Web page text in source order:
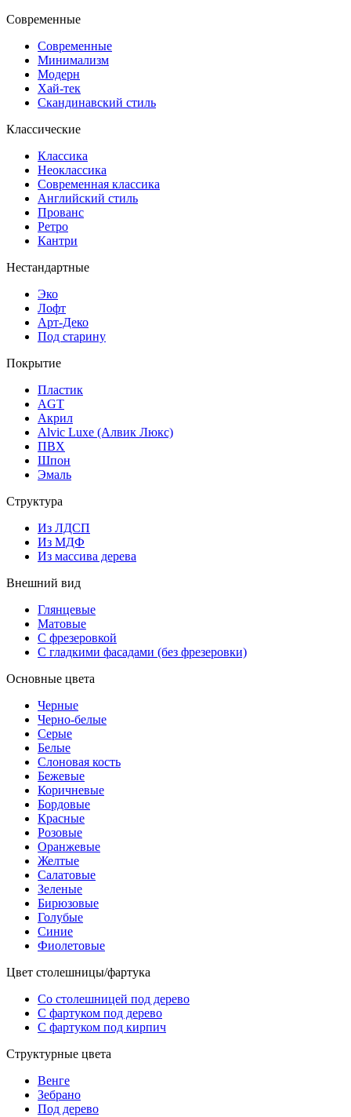
Современные
Современные
Минимализм
Модерн
Хай-тек
Скандинавский стиль
Классические
Классика
Неоклассика
Современная классика
Английский стиль
Прованс
Ретро
Кантри
Нестандартные
Эко
Лофт
Арт-Деко
Под старину
Покрытие
Пластик
AGT
Акрил
Alvic Luxe (Алвик Люкс)
ПВХ
Шпон
Эмаль
Структура
Из ЛДСП
Из МДФ
Из массива дерева
Внешний вид
Глянцевые
Матовые
С фрезеровкой
С гладкими фасадами (без фрезеровки)
Основные цвета
Черные
Черно-белые
Серые
Белые
Слоновая кость
Бежевые
Коричневые
Бордовые
Красные
Розовые
Оранжевые
Желтые
Салатовые
Зеленые
Бирюзовые
Голубые
Синие
Фиолетовые
Цвет столешницы/фартука
Со столешницей под дерево
С фартуком под дерево
С фартуком под кирпич
Структурные цвета
Венге
Зебрано
Под дерево